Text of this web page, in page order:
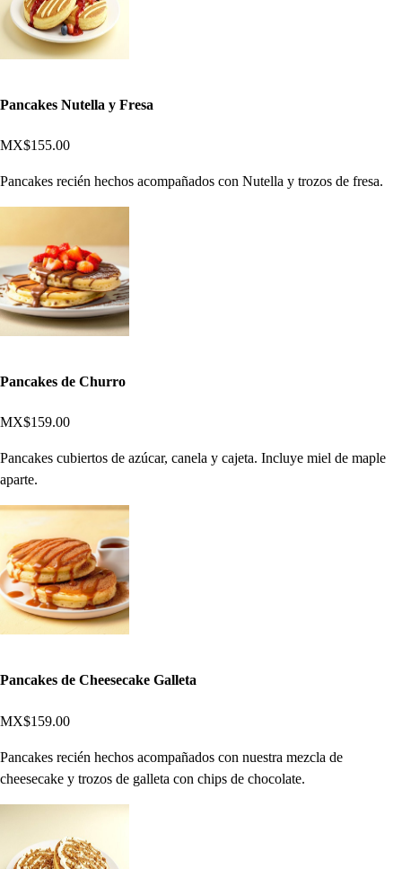
Pancakes Nutella y Fresa
MX$155.00
Pancakes recién hechos acompañados con Nutella y trozos de fresa.
Pancakes de Churro
MX$159.00
Pancakes cubiertos de azúcar, canela y cajeta. Incluye miel de maple
aparte.
Pancakes de Cheesecake Galleta
MX$159.00
Pancakes recién hechos acompañados con nuestra mezcla de
cheesecake y trozos de galleta con chips de chocolate.